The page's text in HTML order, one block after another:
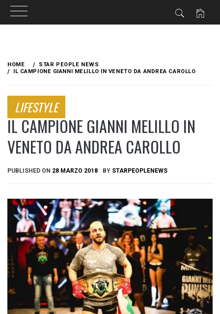
content
HOME
STAR PEOPLE NEWS
IL CAMPIONE GIANNI MELILLO IN VENETO DA ANDREA CAROLLO
LIFESTYLE
IL CAMPIONE GIANNI MELILLO IN
VENETO DA ANDREA CAROLLO
PUBLISHED ON 28 MARZO 2018 BY STARPEOPLENEWS